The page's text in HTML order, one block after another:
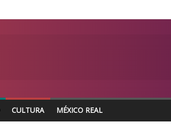
CULTURA MÉXICO REAL